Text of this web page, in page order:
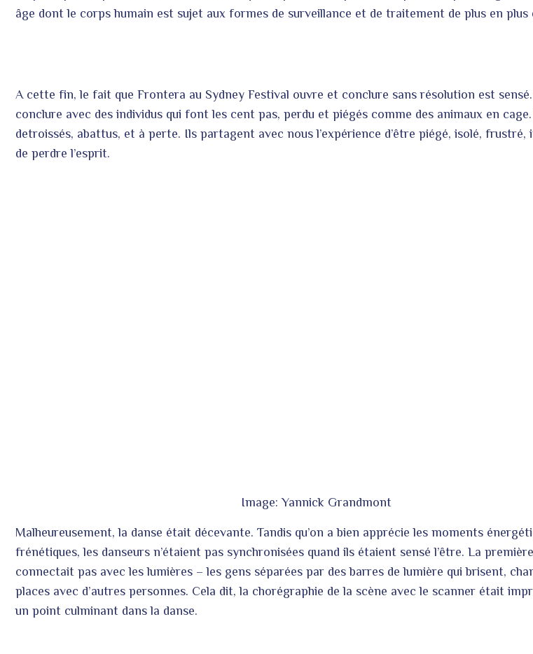
âge dont le corps humain est sujet aux formes de surveillance et de traitement de plus en plus
A cette fin, le fait que Frontera au Sydney Festival ouvre et conclure sans résolution est
conclure avec des individus qui font les cent pas, perdu et piégés comme des animaux en
detroissés, abattus, et à perte. Ils partagent avec nous l’expérience d’être piégé, isolé, frustré,
de perdre l’esprit.
Image: Yannick Grandmont
Malheureusement, la danse était décevante. Tandis qu’on a bien apprécie les moments
frénétiques, les danseurs n’étaient pas synchronisées quand ils étaient sensé l’être. La
connectait pas avec les lumières – les gens séparées par des barres de lumière qui brisent,
places avec d’autres personnes. Cela dit, la chorégraphie de la scène avec le scanner était
un point culminant dans la danse.